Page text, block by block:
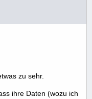
zu sehr.
ihre Daten (wozu ich